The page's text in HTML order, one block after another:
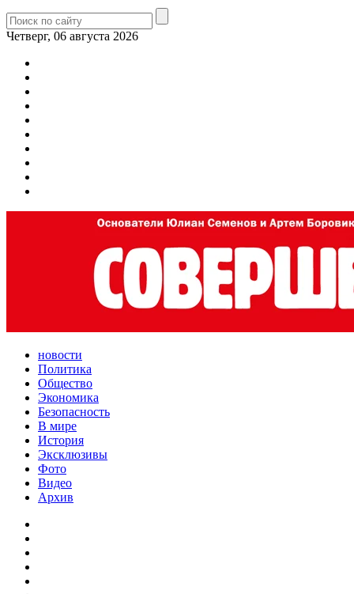
Четверг, 06 августа 2026
новости
Политика
Общество
Экономика
Безопасность
В мире
История
Эксклюзивы
Фото
Видео
Архив